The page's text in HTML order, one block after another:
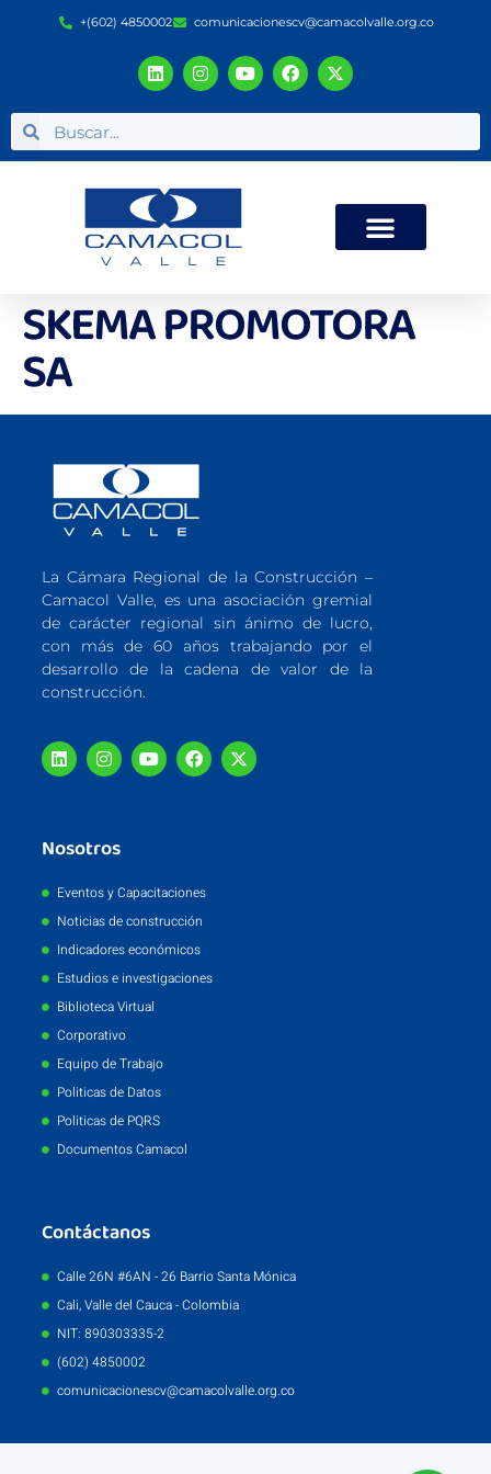
+(602) 4850002 comunicacionescv@camacolvalle.org.co
SKEMA PROMOTORA
SA
La Cámara Regional de la Construcción –
Camacol Valle, es una asociación gremial
de carácter regional sin ánimo de lucro,
con más de 60 años trabajando por el
desarrollo de la cadena de valor de la
construcción.
Nosotros
Eventos y Capacitaciones
Noticias de construcción
Indicadores económicos
Estudios e investigaciones
Biblioteca Virtual
Corporativo
Equipo de Trabajo
Politicas de Datos
Politicas de PQRS
Documentos Camacol
Contáctanos
Calle 26N #6AN - 26 Barrio Santa Mónica
Cali, Valle del Cauca - Colombia
NIT: 890303335-2
(602) 4850002
comunicacionescv@camacolvalle.org.co